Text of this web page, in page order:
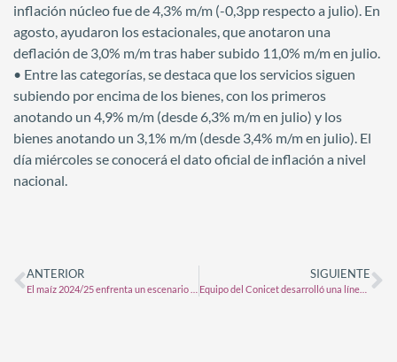
inflación núcleo fue de 4,3% m/m (-0,3pp respecto a julio). En
agosto, ayudaron los estacionales, que anotaron una
deflación de 3,0% m/m tras haber subido 11,0% m/m en julio.
• Entre las categorías, se destaca que los servicios siguen
subiendo por encima de los bienes, con los primeros
anotando un 4,9% m/m (desde 6,3% m/m en julio) y los
bienes anotando un 3,1% m/m (desde 3,4% m/m en julio). El
día miércoles se conocerá el dato oficial de inflación a nivel
nacional.
ANTERIOR SIGUIENTE
Equipo del Conicet desarrolló una línea de soja con potencial para incrementar el rinde del cultivo